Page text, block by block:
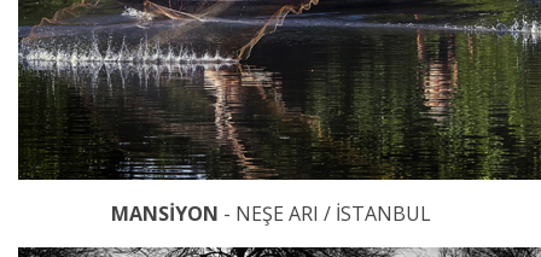
MANSİYON - NEŞE ARI / İSTANBUL